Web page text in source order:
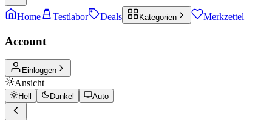
Home Testlabor Deals Kategorien Merkzettel
Account
Einloggen
Ansicht
Hell Dunkel Auto